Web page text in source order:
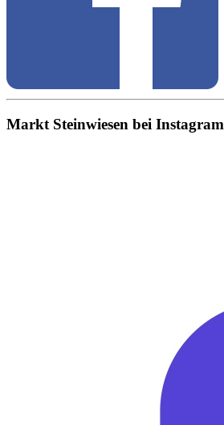
Markt Steinwiesen bei Instagram